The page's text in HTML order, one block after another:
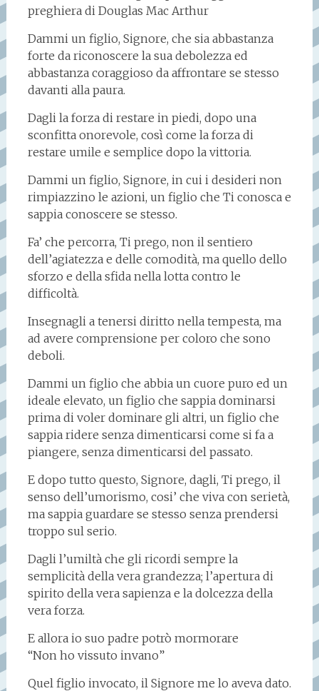
preghiera di Douglas Mac Arthur
Dammi un figlio, Signore, che sia abbastanza
forte da riconoscere la sua debolezza ed
abbastanza coraggioso da affrontare se stesso
davanti alla paura.
Dagli la forza di restare in piedi, dopo una
sconfitta onorevole, così come la forza di
restare umile e semplice dopo la vittoria.
Dammi un figlio, Signore, in cui i desideri non
rimpiazzino le azioni, un figlio che Ti conosca e
sappia conoscere se stesso.
Fa’ che percorra, Ti prego, non il sentiero
dell’agiatezza e delle comodità, ma quello dello
sforzo e della sfida nella lotta contro le
difficoltà.
Insegnagli a tenersi diritto nella tempesta, ma
ad avere comprensione per coloro che sono
deboli.
Dammi un figlio che abbia un cuore puro ed un
ideale elevato, un figlio che sappia dominarsi
prima di voler dominare gli altri, un figlio che
sappia ridere senza dimenticarsi come si fa a
piangere, senza dimenticarsi del passato.
E dopo tutto questo, Signore, dagli, Ti prego, il
senso dell’umorismo, cosi’ che viva con serietà,
ma sappia guardare se stesso senza prendersi
troppo sul serio.
Dagli l’umiltà che gli ricordi sempre la
semplicità della vera grandezza; l’apertura di
spirito della vera sapienza e la dolcezza della
vera forza.
E allora io suo padre potrò mormorare
“Non ho vissuto invano”
Quel figlio invocato, il Signore me lo aveva dato.